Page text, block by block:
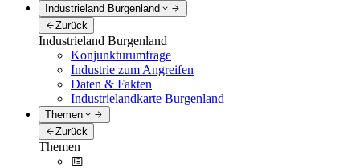
Industrieland Burgenland
Zurück
Industrieland Burgenland
Konjunkturumfrage
Industrie zum Angreifen
Daten & Fakten
Industrielandkarte Burgenland
Themen
Zurück
Themen